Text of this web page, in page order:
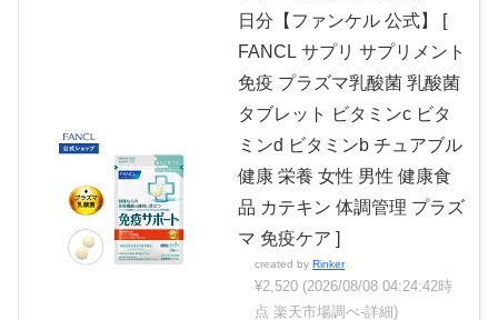
日分【ファンケル 公式】 [
FANCL サプリ サプリメント
免疫 プラズマ乳酸菌 乳酸菌
タブレット ビタミンc ビタ
ミンd ビタミンb チュアブル
健康 栄養 女性 男性 健康食
品 カテキン 体調管理 プラズ
マ 免疫ケア ]
created by Rinker
¥2,520 (2026/08/08 04:24:42時
点 楽天市場調べ-詳細)